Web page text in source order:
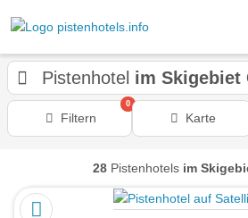
Pistenhotel im Skigebiet
Filtern
0
Karte
28 Pistenhotels im